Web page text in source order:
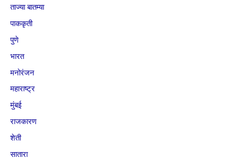
ताज्या बातम्या
पाककृती
पुणे
भारत
मनोरंजन
महाराष्ट्र
मुंबई
राजकारण
शेती
सातारा